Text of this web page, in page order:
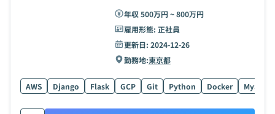
年収 500万円 ~ 800万円
雇用形態: 正社員
更新日: 2024-12-26
勤務地:東京都
AWS Django Flask GCP Git Python Docker MySQL